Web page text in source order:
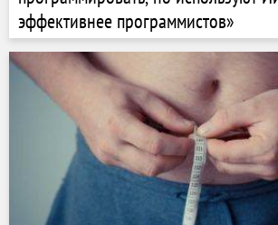
эффективнее программистов»